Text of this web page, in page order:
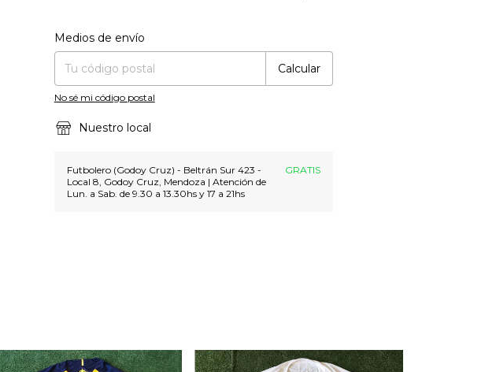
Entregas para el CP:
Medios de envío
Calcular
No sé mi código postal
Nuestro local
Futbolero (Godoy Cruz) - Beltrán Sur 423 -
Local 8, Godoy Cruz, Mendoza | Atención de
Lun. a Sab. de 9.30 a 13.30hs y 17 a 21hs
GRATIS